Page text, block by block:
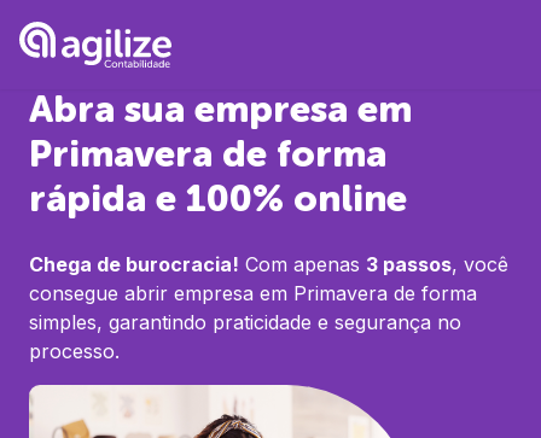
Abra sua empresa em
Primavera de forma
rápida e 100% online
Chega de burocracia! Com apenas 3 passos, você
consegue abrir empresa em Primavera de forma
simples, garantindo praticidade e segurança no
processo.